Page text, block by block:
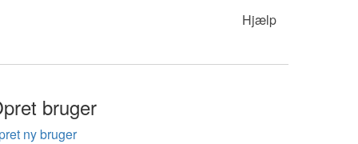
Hjælp
bruger
ny bruger